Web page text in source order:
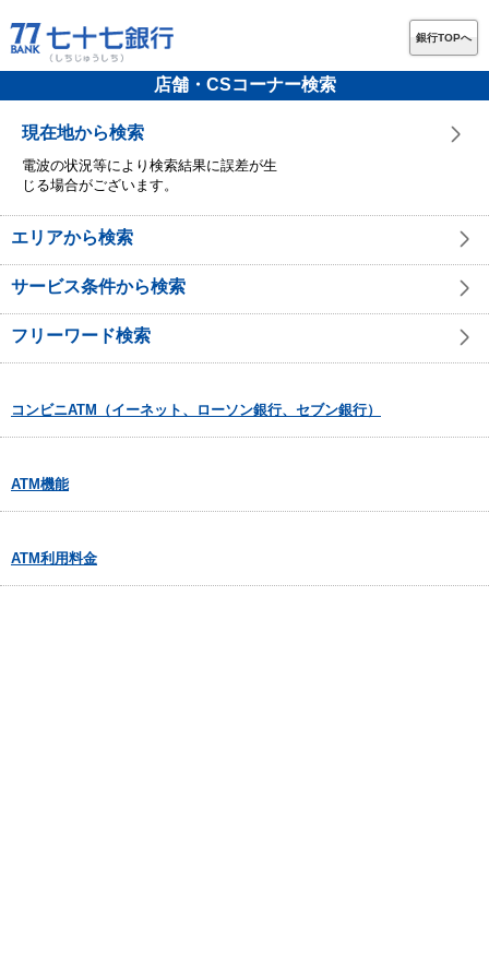
銀行TOPへ
店舗・CSコーナー検索
現在地から検索
電波の状況等により検索結果に誤差が生
じる場合がございます。
エリアから検索
サービス条件から検索
フリーワード検索
コンビニATM（イーネット、ローソン銀行、セブン銀行）
ATM機能
ATM利用料金